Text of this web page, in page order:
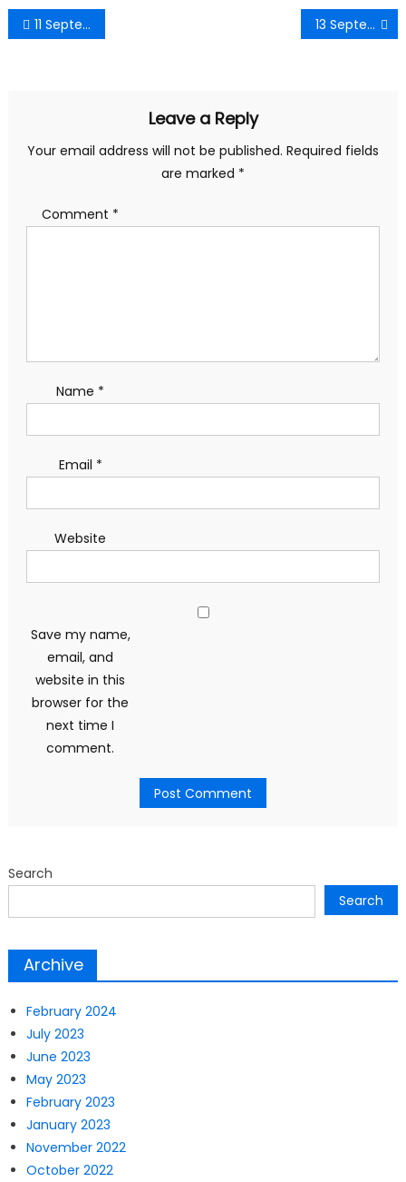
Post
11 September 2022 Rajasthan Current Affairs PDF in Hindi 13 September 2022 Rajasthan Current Affairs PDF in Hindi
Leave a Reply
Your email address will not be published. Required fields
are marked *
Comment *
Name *
Email *
Website
Save my name,
email, and
website in this
browser for the
next time I
comment.
Search
Search
Archive
February 2024
July 2023
June 2023
May 2023
February 2023
January 2023
November 2022
October 2022